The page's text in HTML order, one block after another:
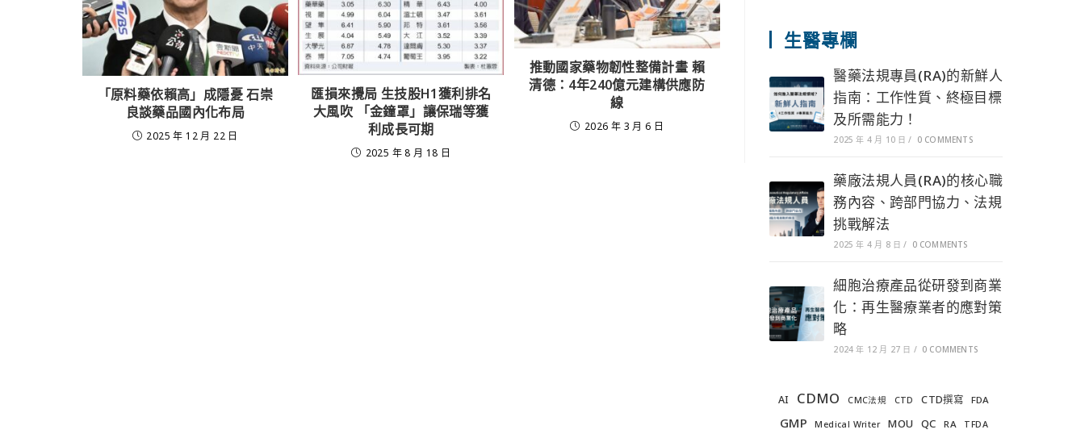
「原料藥依賴高」成隱憂 石崇
良談藥品國內化布局
2025 年 12 月 22 日
匯損來攪局 生技股H1獲利排名
大風吹 「金鐘罩」讓保瑞等獲
利成長可期
2025 年 8 月 18 日
推動國家藥物韌性整備計畫 賴
清德：4年240億元建構供應防
線
2026 年 3 月 6 日
生醫專欄
醫藥法規專員(RA)的新鮮人
指南：工作性質、終極目標
及所需能力！
2025 年 4 月 10 日 / 0 COMMENTS
藥廠法規人員(RA)的核心職
務內容、跨部門協力、法規
挑戰解法
2025 年 4 月 8 日 / 0 COMMENTS
細胞治療產品從研發到商業
化：再生醫療業者的應對策
略
2024 年 12 月 27 日 / 0 COMMENTS
AI CDMO CMC法規 CTD CTD撰寫 FDA
GMP Medical Writer MOU QC RA TFDA